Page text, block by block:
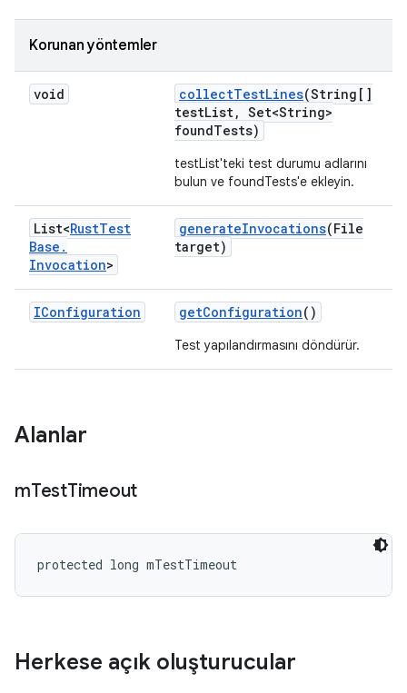
Korunan yöntemler
void collectTestLines(String[]
testList, Set<String>
foundTests)
testList'teki test durumu adlarını
bulun ve foundTests'e ekleyin.
List<RustTest
Base .
Invocation>
generateInvocations(File
target)
IConfiguration getConfiguration()
Test yapılandırmasını döndürür.
Alanlar
mTestTimeout
protected long mTestTimeout
Herkese açık oluşturucular